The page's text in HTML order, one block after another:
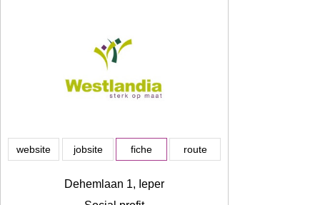
website jobsite fiche route
Dehemlaan 1, Ieper